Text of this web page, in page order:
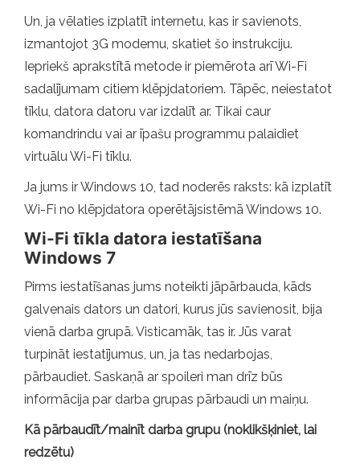
Un, ja vēlaties izplatīt internetu, kas ir savienots,
izmantojot 3G modemu, skatiet šo instrukciju.
Iepriekš aprakstītā metode ir piemērota arī Wi-Fi
sadalījumam citiem klēpjdatoriem. Tāpēc, neiestatot
tīklu, datora datoru var izdalīt ar. Tikai caur
komandrindu vai ar īpašu programmu palaidiet
virtuālu Wi-Fi tīklu.
Ja jums ir Windows 10, tad noderēs raksts: kā izplatīt
Wi-Fi no klēpjdatora operētājsistēmā Windows 10.
Wi-Fi tīkla datora iestatīšana
Windows 7
Pirms iestatīšanas jums noteikti jāpārbauda, ​​kāds
galvenais dators un datori, kurus jūs savienosit, bija
vienā darba grupā. Visticamāk, tas ir. Jūs varat
turpināt iestatījumus, un, ja tas nedarbojas,
pārbaudiet. Saskaņā ar spoileri man drīz būs
informācija par darba grupas pārbaudi un maiņu.
Kā pārbaudīt/mainīt darba grupu (noklikšķiniet, lai
redzētu)